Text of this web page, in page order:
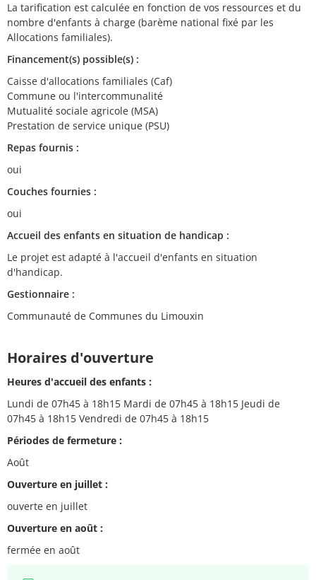
La tarification est calculée en fonction de vos ressources et du
nombre d'enfants à charge (barème national fixé par les
Allocations familiales).
Financement(s) possible(s) :
Caisse d'allocations familiales (Caf)
Commune ou l'intercommunalité
Mutualité sociale agricole (MSA)
Prestation de service unique (PSU)
Repas fournis :
oui
Couches fournies :
oui
Accueil des enfants en situation de handicap :
Le projet est adapté à l'accueil d'enfants en situation
d'handicap.
Gestionnaire :
Communauté de Communes du Limouxin
Horaires d'ouverture
Heures d'accueil des enfants :
Lundi de 07h45 à 18h15 Mardi de 07h45 à 18h15 Jeudi de
07h45 à 18h15 Vendredi de 07h45 à 18h15
Périodes de fermeture :
Août
Ouverture en juillet :
ouverte en juillet
Ouverture en août :
fermée en août